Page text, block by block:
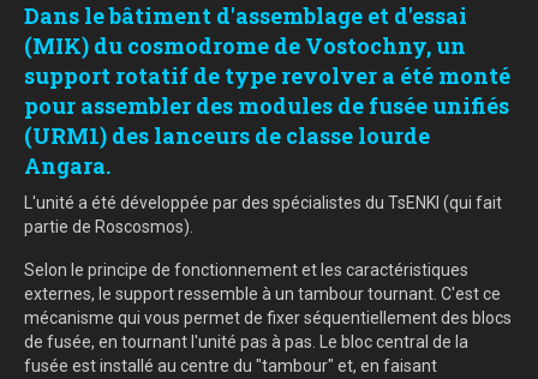
Dans le bâtiment d'assemblage et d'essai
(MIK) du cosmodrome de Vostochny, un
support rotatif de type revolver a été monté
pour assembler des modules de fusée unifiés
(URM1) des lanceurs de classe lourde
Angara.
L'unité a été développée par des spécialistes du TsENKI (qui fait
partie de Roscosmos).
Selon le principe de fonctionnement et les caractéristiques
externes, le support ressemble à un tambour tournant. C'est ce
mécanisme qui vous permet de fixer séquentiellement des blocs
de fusée, en tournant l'unité pas à pas. Le bloc central de la
fusée est installé au centre du "tambour" et, en faisant